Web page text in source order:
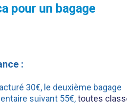
pour un bagage
:
30€, le deuxième bagage
suivant 55€,toutes